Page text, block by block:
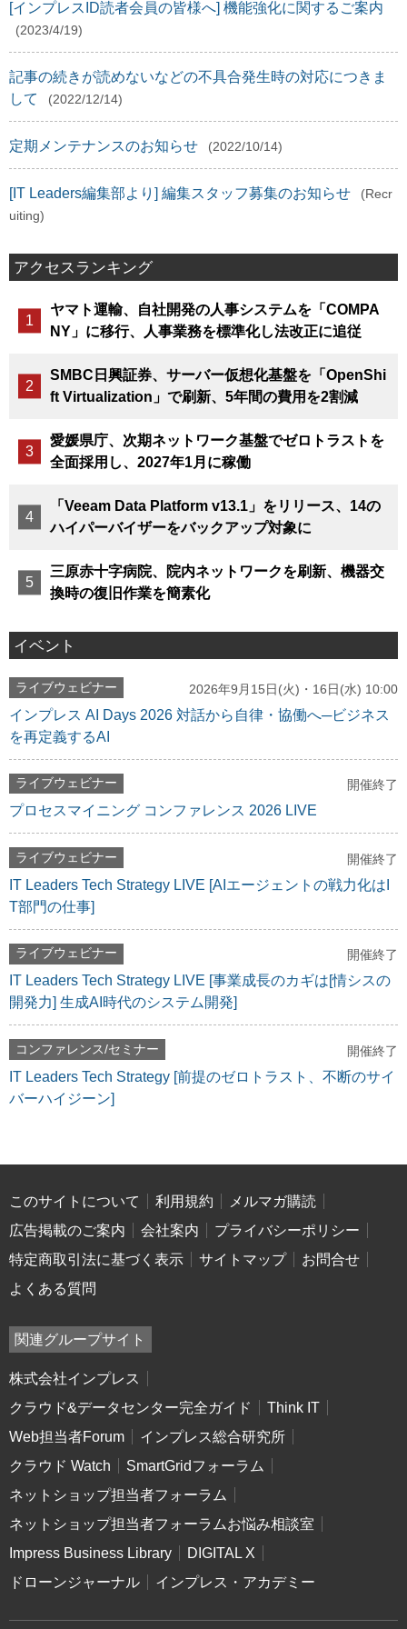
[インプレスID読者会員の皆様へ] 機能強化に関するご案内
(2023/4/19)
記事の続きが読めないなどの不具合発生時の対応につきま
して
(2022/12/14)
定期メンテナンスのお知らせ (2022/10/14)
[IT Leaders編集部より] 編集スタッフ募集のお知らせ
(Recr
uiting)
アクセスランキング
ヤマト運輸、自社開発の人事システムを「COMPA
NY」に移行、人事業務を標準化し法改正に追従
SMBC日興証券、サーバー仮想化基盤を「OpenShi
ft Virtualization」で刷新、5年間の費用を2割減
愛媛県庁、次期ネットワーク基盤でゼロトラストを
全面採用し、2027年1月に稼働
「Veeam Data Platform v13.1」をリリース、14の
ハイパーバイザーをバックアップ対象に
三原赤十字病院、院内ネットワークを刷新、機器交
換時の復旧作業を簡素化
イベント
ライブウェビナー 2026年9月15日(火)・16日(水) 10:00
インプレス AI Days 2026 対話から自律・協働へ─ビジネス
を再定義するAI
ライブウェビナー 開催終了
プロセスマイニング コンファレンス 2026 LIVE
ライブウェビナー 開催終了
IT Leaders Tech Strategy LIVE [AIエージェントの戦力化はI
T部門の仕事]
ライブウェビナー 開催終了
IT Leaders Tech Strategy LIVE [事業成長のカギは[情シスの
開発力] 生成AI時代のシステム開発]
コンファレンス/セミナー 開催終了
IT Leaders Tech Strategy [前提のゼロトラスト、不断のサイ
バーハイジーン]
このサイトについて 利用規約
メルマガ購読
広告掲載のご案内
会社案内
プライバシーポリシー
特定商取引法に基づく表示
サイトマップ
お問合せ
よくある質問
関連グループサイト
株式会社インプレス
クラウド&データセンター完全ガイド
Think IT
Web担当者Forum
インプレス総合研究所
クラウド Watch
SmartGridフォーラム
ネットショップ担当者フォーラム
ネットショップ担当者フォーラムお悩み相談室
Impress Business Library
DIGITAL X
ドローンジャーナル
インプレス・アカデミー